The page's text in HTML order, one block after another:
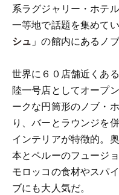
系ラグジャリー・ホテ
一等地で話題を集めて
シュ 」の館内にあるノ
世界に６０店舗近くあ
陸一号店としてオープ
ークな円筒形のノブ・
り、バーとラウンジを
インテリアが特徴的。
本とペルーのフュージ
モロッコの食材やスパ
ブにも大人気だ。